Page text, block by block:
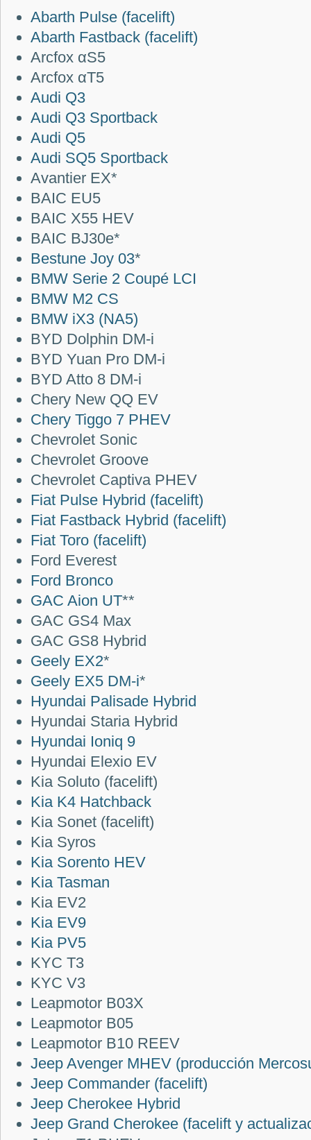
Abarth Pulse (facelift)
Abarth Fastback (facelift)
Arcfox αS5
Arcfox αT5
Audi Q3
Audi Q3 Sportback
Audi Q5
Audi SQ5 Sportback
Avantier EX*
BAIC EU5
BAIC X55 HEV
BAIC BJ30e*
Bestune Joy 03*
BMW Serie 2 Coupé LCI
BMW M2 CS
BMW iX3 (NA5)
BYD Dolphin DM-i
BYD Yuan Pro DM-i
BYD Atto 8 DM-i
Chery New QQ EV
Chery Tiggo 7 PHEV
Chevrolet Sonic
Chevrolet Groove
Chevrolet Captiva PHEV
Fiat Pulse Hybrid (facelift)
Fiat Fastback Hybrid (facelift)
Fiat Toro (facelift)
Ford Everest
Ford Bronco
GAC Aion UT**
GAC GS4 Max
GAC GS8 Hybrid
Geely EX2*
Geely EX5 DM-i*
Hyundai Palisade Hybrid
Hyundai Staria Hybrid
Hyundai Ioniq 9
Hyundai Elexio EV
Kia Soluto (facelift)
Kia K4 Hatchback
Kia Sonet (facelift)
Kia Syros
Kia Sorento HEV
Kia Tasman
Kia EV2
Kia EV9
Kia PV5
KYC T3
KYC V3
Leapmotor B03X
Leapmotor B05
Leapmotor B10 REEV
Jeep Avenger MHEV (producción
Jeep Commander (facelift)
Jeep Cherokee Hybrid
Jeep Grand Cherokee (facelift y